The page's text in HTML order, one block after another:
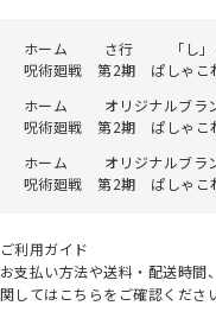
ホーム さ行 「し
呪術廻戦 第2期 ぱしゃこ
ホーム
オリジナルブラ
呪術廻戦 第2期 ぱしゃこ
ホーム
オリジナルブラ
呪術廻戦 第2期 ぱしゃこ
ご利用ガイド
お支払い方法や送料・配送時間
関してはこちらをご確認ください